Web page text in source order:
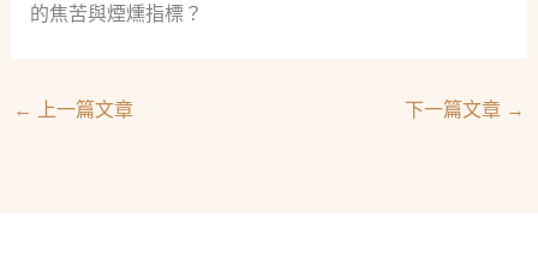
的焦苦與煙燻指標？
← 上一篇文章 下一篇文章 →